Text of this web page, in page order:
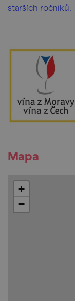
starších ročníků.
Mapa
+
−